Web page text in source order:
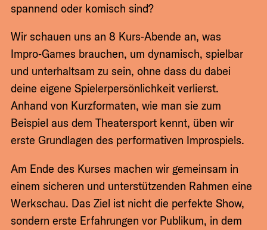
spannend oder komisch sind?
Wir schauen uns an 8 Kurs‑Abende an, was
Impro‑Games brauchen, um dynamisch, spielbar
und unterhaltsam zu sein, ohne dass du dabei
deine eigene Spielerpersönlichkeit verlierst.
Anhand von Kurzformaten, wie man sie zum
Beispiel aus dem Theatersport kennt, üben wir
erste Grundlagen des performativen Improspiels.
Am Ende des Kurses machen wir gemeinsam in
einem sicheren und unterstützenden Rahmen eine
Werkschau. Das Ziel ist nicht die perfekte Show,
sondern erste Erfahrungen vor Publikum, in dem